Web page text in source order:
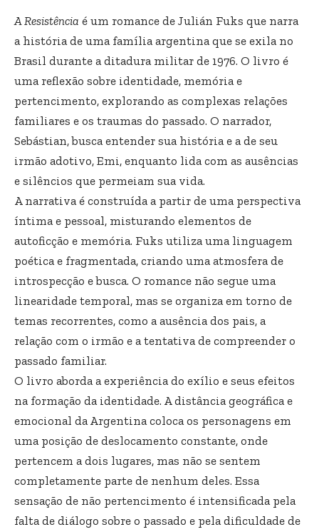
A Resistência é um romance de Julián Fuks que narra
a história de uma família argentina que se exila no
Brasil durante a ditadura militar de 1976. O livro é
uma reflexão sobre identidade, memória e
pertencimento, explorando as complexas relações
familiares e os traumas do passado. O narrador,
Sebástian, busca entender sua história e a de seu
irmão adotivo, Emi, enquanto lida com as ausências
e silêncios que permeiam sua vida.
A narrativa é construída a partir de uma perspectiva
íntima e pessoal, misturando elementos de
autoficção e memória. Fuks utiliza uma linguagem
poética e fragmentada, criando uma atmosfera de
introspecção e busca. O romance não segue uma
linearidade temporal, mas se organiza em torno de
temas recorrentes, como a ausência dos pais, a
relação com o irmão e a tentativa de compreender o
passado familiar.
O livro aborda a experiência do exílio e seus efeitos
na formação da identidade. A distância geográfica e
emocional da Argentina coloca os personagens em
uma posição de deslocamento constante, onde
pertencem a dois lugares, mas não se sentem
completamente parte de nenhum deles. Essa
sensação de não pertencimento é intensificada pela
falta de diálogo sobre o passado e pela dificuldade de